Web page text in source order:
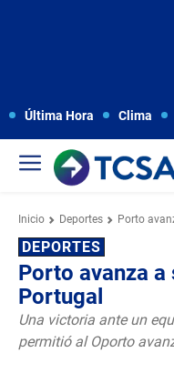
Última Hora Clima
Inicio Deportes Porto
DEPORTES
Porto avanza a
Portugal
Una victoria ante un
permitió al Oporto